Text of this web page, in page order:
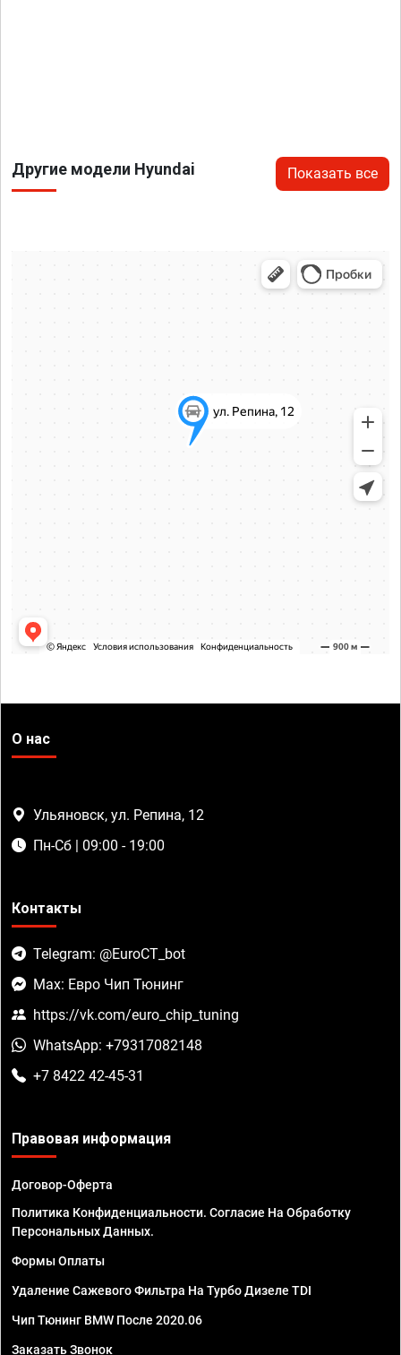
Другие модели Hyundai Показать все
О нас
Ульяновск, ул. Репина, 12
Пн-Сб | 09:00 - 19:00
Контакты
Telegram: @EuroCT_bot
Max: Евро Чип Тюнинг
https://vk.com/euro_chip_tuning
WhatsApp: +79317082148
+7 8422 42-45-31
Правовая информация
Договор-Оферта
Политика Конфиденциальности. Согласие На Обработку
Персональных Данных.
Формы Оплаты
Удаление Сажевого Фильтра На Турбо Дизеле TDI
Чип Тюнинг BMW После 2020.06
Заказать Звонок